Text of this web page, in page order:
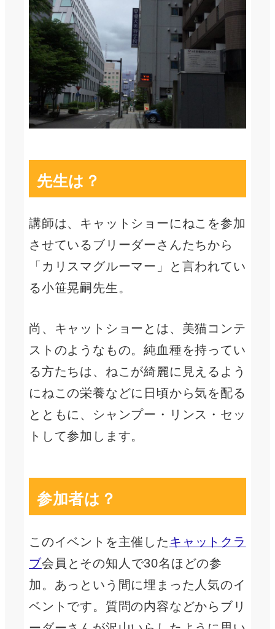
先生は？
講師は、キャットショーにねこを参加
させているブリーダーさんたちから
「カリスマグルーマー」と言われてい
る小笹晃嗣先生。
尚、キャットショーとは、美猫コンテ
ストのようなもの。純血種を持ってい
る方たちは、ねこが綺麗に見えるよう
にねこの栄養などに日頃から気を配る
とともに、シャンプー・リンス・セッ
トして参加します。
参加者は？
このイベントを主催した キャットクラ
ブ会員とその知人で30名ほどの参
加。あっという間に埋まった人気のイ
ベントです。質問の内容などからブリ